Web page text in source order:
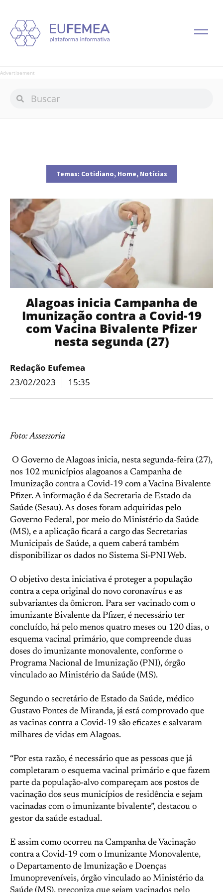
Advertisement
Temas: Cotidiano, Home, Notícias
Alagoas inicia Campanha de
Imunização contra a Covid-19
com Vacina Bivalente Pfizer
nesta segunda (27)
Redação Eufemea
23/02/2023
15:35
Foto: Assessoria
O Governo de Alagoas inicia, nesta segunda-feira (27),
nos 102 municípios alagoanos a Campanha de
Imunização contra a Covid-19 com a Vacina Bivalente
Pfizer. A informação é da Secretaria de Estado da
Saúde (Sesau). As doses foram adquiridas pelo
Governo Federal, por meio do Ministério da Saúde
(MS), e a aplicação ficará a cargo das Secretarias
Municipais de Saúde, a quem caberá também
disponibilizar os dados no Sistema Si-PNI Web.
O objetivo desta iniciativa é proteger a população
contra a cepa original do novo coronavírus e as
subvariantes da ômicron. Para ser vacinado com o
imunizante Bivalente da Pfizer, é necessário ter
concluído, há pelo menos quatro meses ou 120 dias, o
esquema vacinal primário, que compreende duas
doses do imunizante monovalente, conforme o
Programa Nacional de Imunização (PNI), órgão
vinculado ao Ministério da Saúde (MS).
Segundo o secretário de Estado da Saúde, médico
Gustavo Pontes de Miranda, já está comprovado que
as vacinas contra a Covid-19 são eficazes e salvaram
milhares de vidas em Alagoas.
“Por esta razão, é necessário que as pessoas que já
completaram o esquema vacinal primário e que fazem
parte da população-alvo compareçam aos postos de
vacinação dos seus municípios de residência e sejam
vacinadas com o imunizante bivalente”, destacou o
gestor da saúde estadual.
E assim como ocorreu na Campanha de Vacinação
contra a Covid-19 com o Imunizante Monovalente,
o Departamento de Imunização e Doenças
Imunopreveníveis, órgão vinculado ao Ministério da